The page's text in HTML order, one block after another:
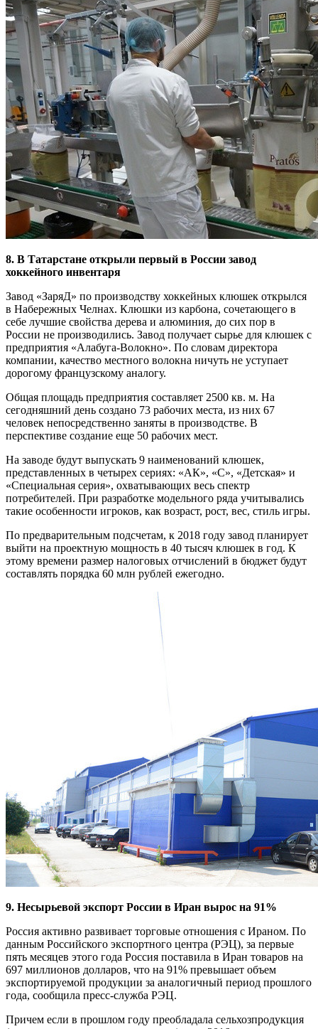
8. В Татарстане открыли первый в России завод
хоккейного инвентаря
Завод «ЗаряД» по производству хоккейных клюшек открылся
в Набережных Челнах. Клюшки из карбона, сочетающего в
себе лучшие свойства дерева и алюминия, до сих пор в
России не производились. Завод получает сырье для клюшек с
предприятия «Алабуга-Волокно». По словам директора
компании, качество местного волокна ничуть не уступает
дорогому французскому аналогу.
Общая площадь предприятия составляет 2500 кв. м. На
сегодняшний день создано 73 рабочих места, из них 67
человек непосредственно заняты в производстве. В
перспективе создание еще 50 рабочих мест.
На заводе будут выпускать 9 наименований клюшек,
представленных в четырех сериях: «АК», «С», «Детская» и
«Специальная серия», охватывающих весь спектр
потребителей. При разработке модельного ряда учитывались
такие особенности игроков, как возраст, рост, вес, стиль игры.
По предварительным подсчетам, к 2018 году завод планирует
выйти на проектную мощность в 40 тысяч клюшек в год. К
этому времени размер налоговых отчислений в бюджет будут
составлять порядка 60 млн рублей ежегодно.
9. Несырьевой экспорт России в Иран вырос на 91%
Россия активно развивает торговые отношения с Ираном. По
данным Российского экспортного центра (РЭЦ), за первые
пять месяцев этого года Россия поставила в Иран товаров на
697 миллионов долларов, что на 91% превышает объем
экспортируемой продукции за аналогичный период прошлого
года, сообщила пресс-служба РЭЦ.
Причем если в прошлом году преобладала сельхозпродукция